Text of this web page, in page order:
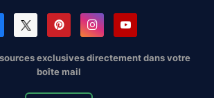
exclusives directement dans votre
boîte mail